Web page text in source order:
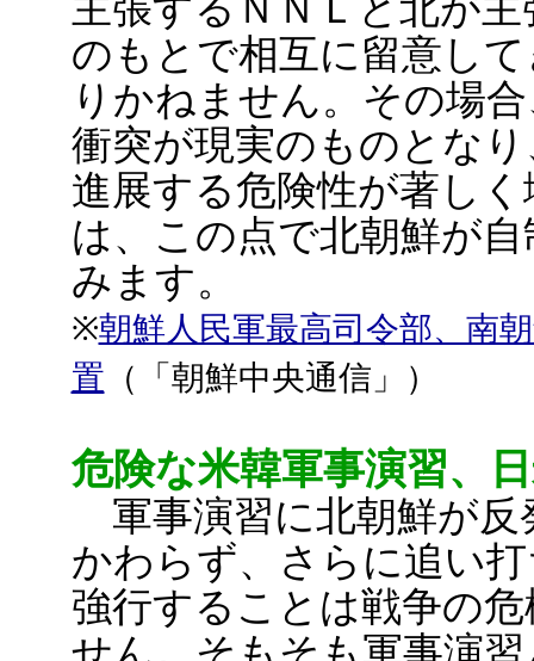
のもとで相互に留意し
りかねません。その場
衝突が現実のものとな
進展する危険性が著し
は、この点で北朝鮮が
みます。
※朝鮮人民軍最高司令部、南
置 （「朝鮮中央通信」）
危険な米韓軍事演習、
軍事演習に北朝鮮が反
かわらず、さらに追い
強行することは戦争の
せん。そもそも軍事演